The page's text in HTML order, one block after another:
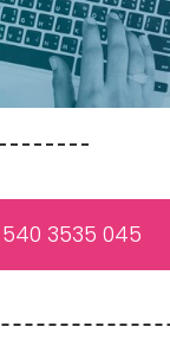
3535 045